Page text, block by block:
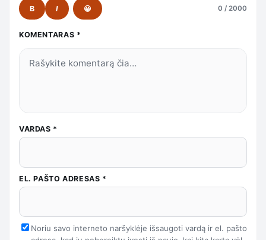
B I 😀 0 / 2000
KOMENTARAS *
VARDAS *
EL. PAŠTO ADRESAS *
Noriu savo interneto naršyklėje išsaugoti vardą ir el. pašto